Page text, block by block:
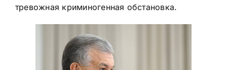
тревожная криминогенная обстановка.